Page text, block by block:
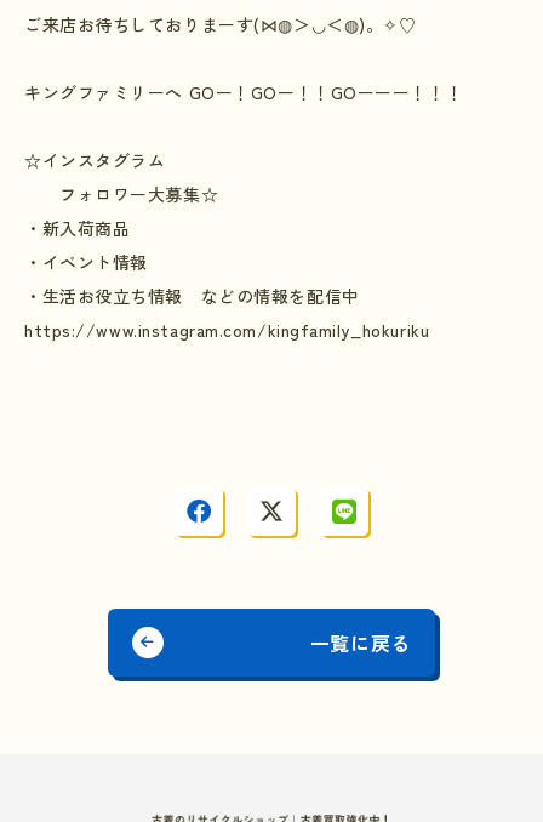
ご来店お待ちしておりまーす(⋈◍＞◡＜◍)。 ✧♡
キングファミリーへ GOー！ GOー！！ GOーーー！！！
☆インスタグラム
フォロワー大募集☆
・新入荷商品
・イベント情報
・生活お役立ち情報 などの情報を配信中
https://www.instagram.com/kingfamily_hokuriku
一覧に戻る